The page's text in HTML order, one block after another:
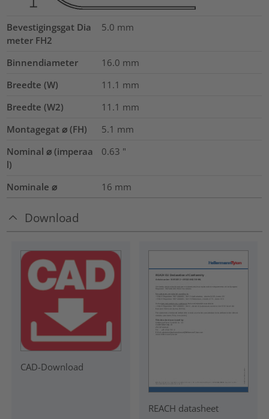
Bevestigingsgat Dia
meter FH2
5.0 mm
Binnendiameter 16.0 mm
Breedte (W)
11.1 mm
Breedte (W2)
11.1 mm
Montagegat ⌀ (FH)
5.1 mm
Nominal ⌀ (imperaa
l)
0.63 "
Nominale ⌀ 16 mm
Download
CAD-Download
REACH datasheet